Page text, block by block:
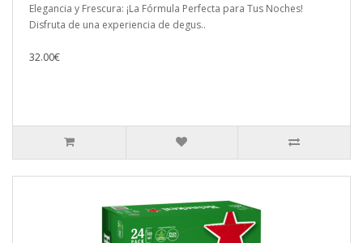
Elegancia y Frescura: ¡La Fórmula Perfecta para Tus Noches!
Disfruta de una experiencia de degus..
32.00€